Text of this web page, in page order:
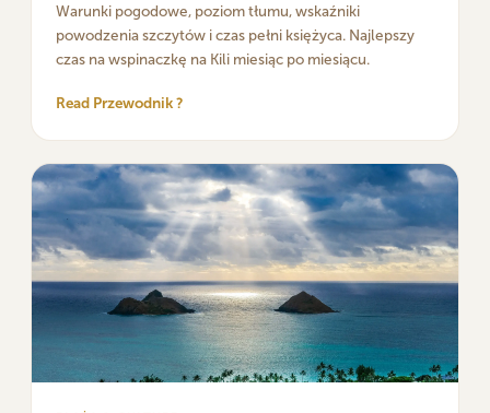
Warunki pogodowe, poziom tłumu, wskaźniki
powodzenia szczytów i czas pełni księżyca. Najlepszy
czas na wspinaczkę na Kili miesiąc po miesiącu.
Read Przewodnik ?